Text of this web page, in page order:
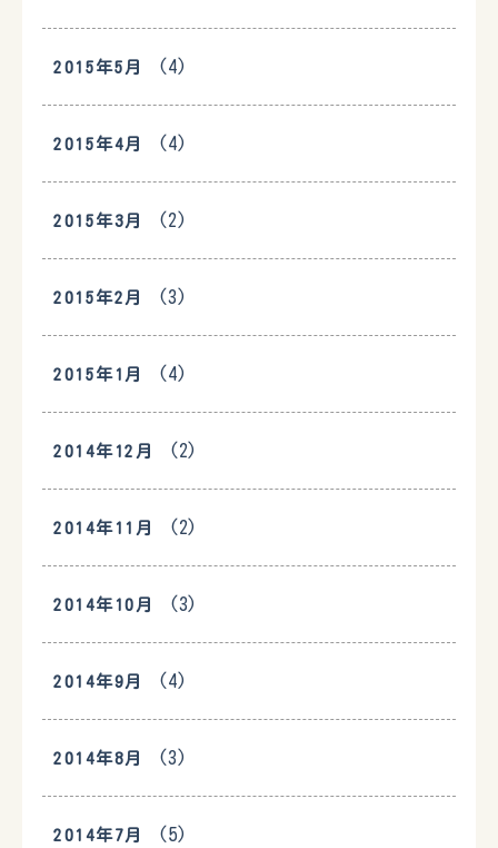
2015年5月 (4)
2015年4月 (4)
2015年3月 (2)
2015年2月 (3)
2015年1月 (4)
2014年12月 (2)
2014年11月 (2)
2014年10月 (3)
2014年9月 (4)
2014年8月 (3)
2014年7月 (5)